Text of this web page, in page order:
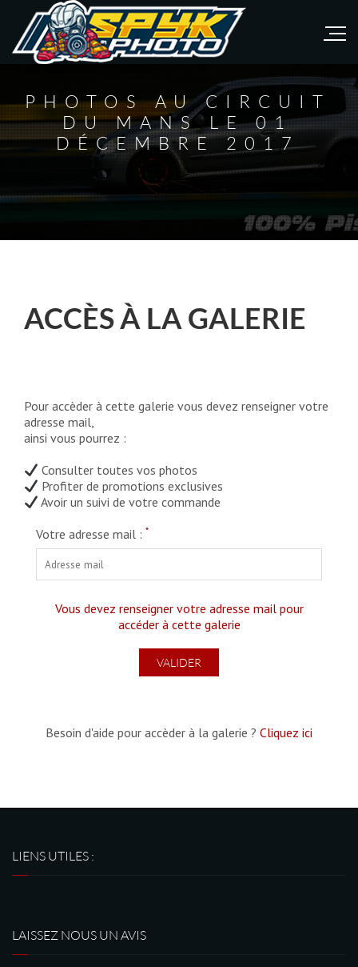
PHOTOS AU CIRCUIT
DU MANS LE 01
DÉCEMBRE 2017
ACCÈS À LA GALERIE
Pour accèder à cette galerie vous devez renseigner votre
adresse mail,
ainsi vous pourrez :
Consulter toutes vos photos
Profiter de promotions exclusives
Avoir un suivi de votre commande
Votre adresse mail : *
Vous devez renseigner votre adresse mail pour
accéder à cette galerie
Besoin d'aide pour accèder à la galerie ? Cliquez ici
LIENS UTILES :
LAISSEZ NOUS UN AVIS